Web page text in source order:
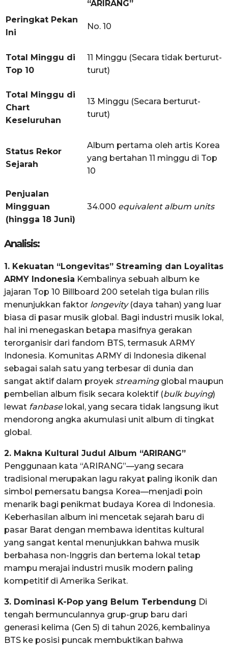
“ARIRANG”
Peringkat Pekan
Ini
No. 10
Total Minggu di
Top 10
11 Minggu (Secara tidak berturut-
turut)
Total Minggu di
Chart
Keseluruhan
13 Minggu (Secara berturut-
turut)
Status Rekor
Sejarah
Album pertama oleh artis Korea
yang bertahan 11 minggu di Top
10
Penjualan
Mingguan
(hingga 18 Juni)
34.000 equivalent album units
Analisis:
1. Kekuatan “Longevitas” Streaming dan Loyalitas
ARMY Indonesia Kembalinya sebuah album ke
jajaran Top 10 Billboard 200 setelah tiga bulan rilis
menunjukkan faktor longevity(daya tahan) yang luar
biasa di pasar musik global. Bagi industri musik lokal,
hal ini menegaskan betapa masifnya gerakan
terorganisir dari fandom BTS, termasuk ARMY
Indonesia. Komunitas ARMY di Indonesia dikenal
sebagai salah satu yang terbesar di dunia dan
sangat aktif dalam proyek streamingglobal maupun
pembelian album fisik secara kolektif (bulk buying)
lewat fanbaselokal, yang secara tidak langsung ikut
mendorong angka akumulasi unit album di tingkat
global.
2. Makna Kultural Judul Album “ARIRANG”
Penggunaan kata “ARIRANG”—yang secara
tradisional merupakan lagu rakyat paling ikonik dan
simbol pemersatu bangsa Korea—menjadi poin
menarik bagi penikmat budaya Korea di Indonesia.
Keberhasilan album ini mencetak sejarah baru di
pasar Barat dengan membawa identitas kultural
yang sangat kental menunjukkan bahwa musik
berbahasa non-Inggris dan bertema lokal tetap
mampu merajai industri musik modern paling
kompetitif di Amerika Serikat.
3. Dominasi K-Pop yang Belum Terbendung Di
tengah bermunculannya grup-grup baru dari
generasi kelima (Gen 5) di tahun 2026, kembalinya
BTS ke posisi puncak membuktikan bahwa